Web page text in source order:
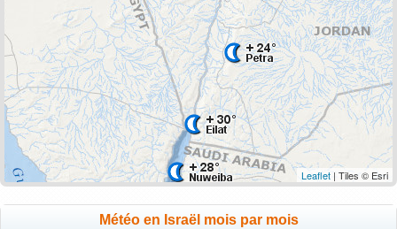
Leaflet | Tiles © Esri
Météo en Israël mois par mois